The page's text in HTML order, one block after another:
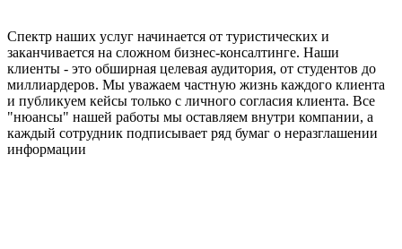
Спектр наших услуг начинается от туристических и
заканчивается на сложном бизнес-консалтинге. Наши
клиенты - это обширная целевая аудитория, от студентов до
миллиардеров. Мы уважаем частную жизнь каждого клиента
и публикуем кейсы только с личного согласия клиента. Все
"нюансы" нашей работы мы оставляем внутри компании, а
каждый сотрудник подписывает ряд бумаг о неразглашении
информации